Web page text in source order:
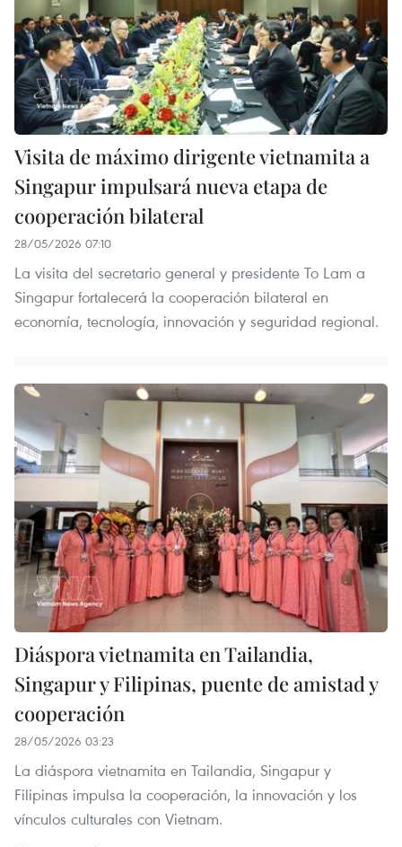
Visita de máximo dirigente vietnamita a
Singapur impulsará nueva etapa de
cooperación bilateral
28/05/2026 07:10
La visita del secretario general y presidente To Lam a
Singapur fortalecerá la cooperación bilateral en
economía, tecnología, innovación y seguridad regional.
Diáspora vietnamita en Tailandia,
Singapur y Filipinas, puente de amistad y
cooperación
28/05/2026 03:23
La diáspora vietnamita en Tailandia, Singapur y
Filipinas impulsa la cooperación, la innovación y los
vínculos culturales con Vietnam.